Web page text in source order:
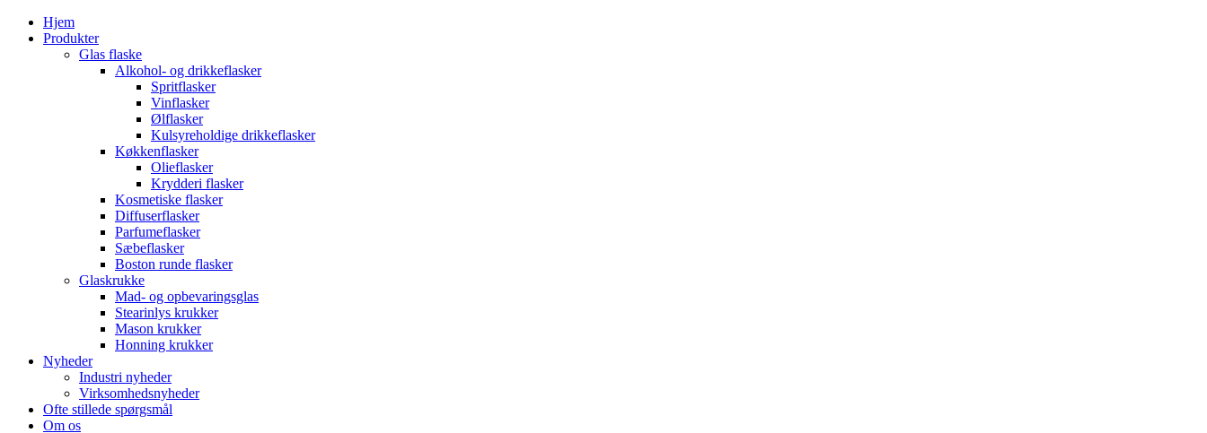
Hjem
Produkter
Glas flaske
Alkohol- og drikkeflasker
Spritflasker
Vinflasker
Ølflasker
Kulsyreholdige drikkeflasker
Køkkenflasker
Olieflasker
Krydderi flasker
Kosmetiske flasker
Diffuserflasker
Parfumeflasker
Sæbeflasker
Boston runde flasker
Glaskrukke
Mad- og opbevaringsglas
Stearinlys krukker
Mason krukker
Honning krukker
Nyheder
Industri nyheder
Virksomhedsnyheder
Ofte stillede spørgsmål
Om os